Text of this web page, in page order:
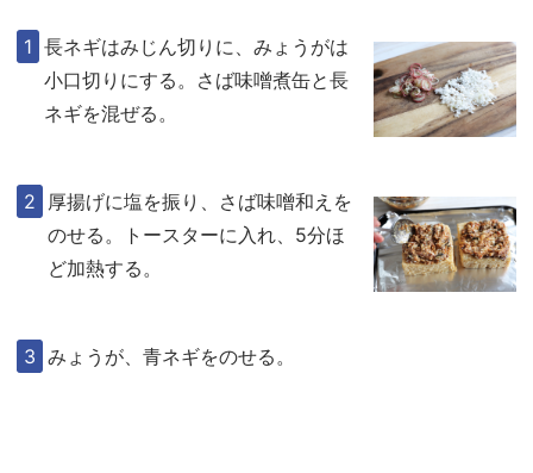
長ネギはみじん切りに、みょうがは
小口切りにする。さば味噌煮缶と長
ネギを混ぜる。
厚揚げに塩を振り、さば味噌和えを
のせる。トースターに入れ、5分ほ
ど加熱する。
みょうが、青ネギをのせる。